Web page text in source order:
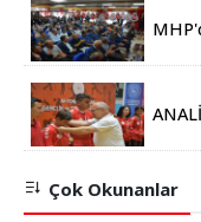
Çok Okunanlar